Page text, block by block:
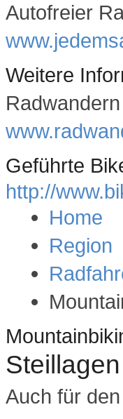
Autofreier
Weitere
Geführte
http://
Home
Region
Auch für